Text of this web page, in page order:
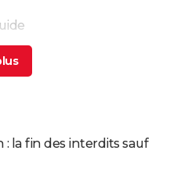
> Guide
la fin des interdits sauf